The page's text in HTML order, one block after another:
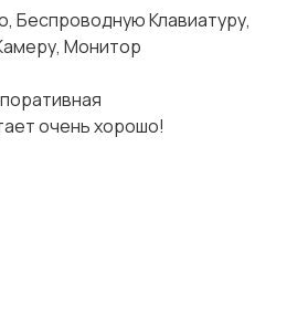
Беспроводную Клавиатуру,
Монитор
очень хорошо!